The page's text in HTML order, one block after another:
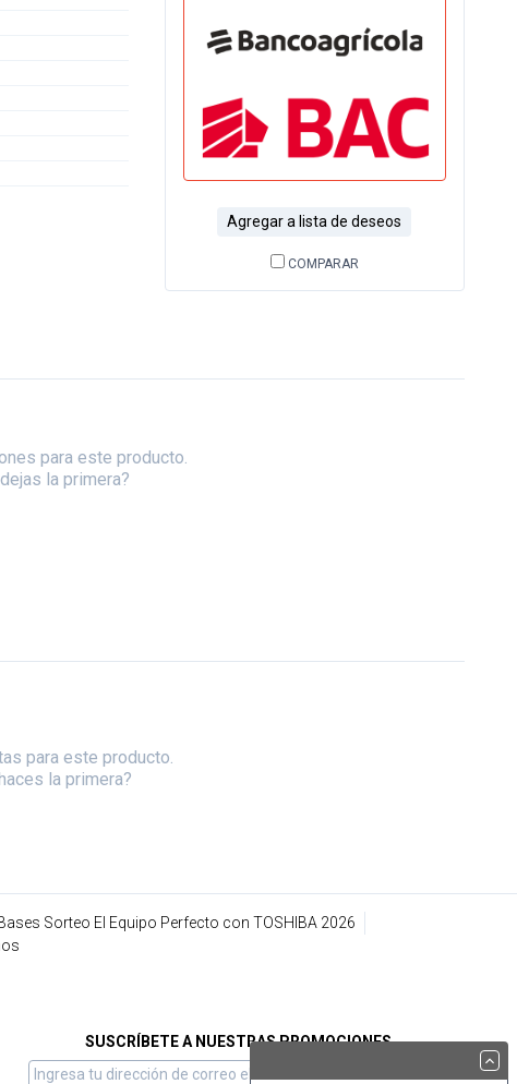
Agregar a lista de deseos
COMPARAR
para este producto.
la primera?
para este producto.
la primera?
Sorteo El Equipo Perfecto con TOSHIBA 2026
SUSCRÍBETE A NUESTRAS PROMOCIONES